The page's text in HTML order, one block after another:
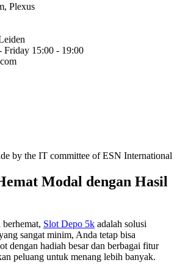
Plexus
Friday 15:00 - 19:00
by the IT committee of ESN International
Modal dengan Hasil
Slot Depo 5k adalah solusi
sangat minim, Anda tetap bisa
dengan hadiah besar dan berbagai fitur
peluang untuk menang lebih banyak.